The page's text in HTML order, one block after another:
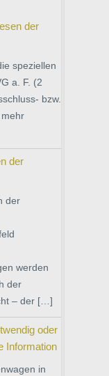
der
speziellen
a. F. (2
bzw.
der
der
werden
der
– der […]
oder
Information
in